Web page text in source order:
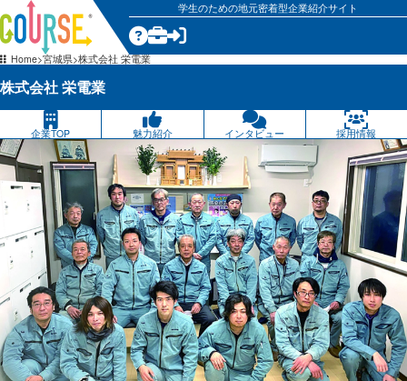
学生のための地元密着型企業紹介サイト
Home 宮城県 株式会社 栄電業
株式会社 栄電業
企業TOP 魅力紹介 インタビュー 採用情報